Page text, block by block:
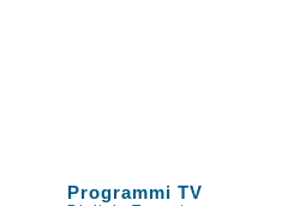
Programmi TV